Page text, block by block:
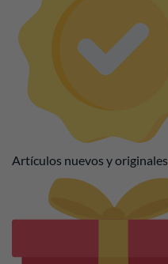
Artículos nuevos y originales